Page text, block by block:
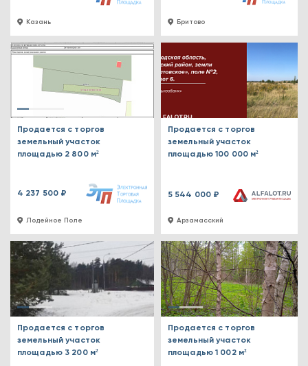
Казань Бритово
Лодейное Поле
Продается с торгов
земельный участок
площадью 2 800 м²
4 237 500 ₽
Арзамасский
Продается с торгов
земельный участок
площадью 100 000 м²
5 544 000 ₽
Продается с торгов
земельный участок
площадью 3 200 м²
Продается с торгов
земельный участок
площадью 1 002 м²